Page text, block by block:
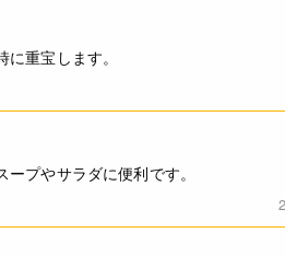
重宝します。
プやサラダに便利です。